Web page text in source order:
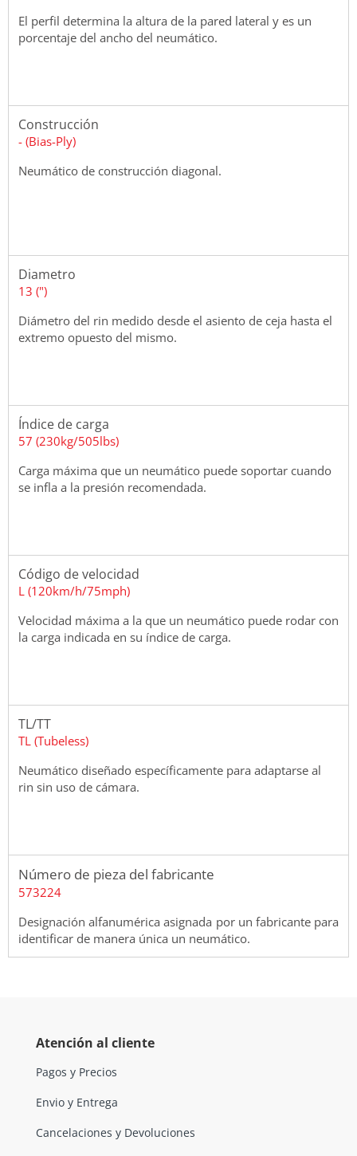
El perfil determina la altura de la pared lateral y es un
porcentaje del ancho del neumático.
Construcción
- (Bias-Ply)
Neumático de construcción diagonal.
Diametro
13 (")
Diámetro del rin medido desde el asiento de ceja hasta el
extremo opuesto del mismo.
Índice de carga
57 (230kg/505lbs)
Carga máxima que un neumático puede soportar cuando
se infla a la presión recomendada.
Código de velocidad
L (120km/h/75mph)
Velocidad máxima a la que un neumático puede rodar con
la carga indicada en su índice de carga.
TL/TT
TL (Tubeless)
Neumático diseñado específicamente para adaptarse al
rin sin uso de cámara.
Número de pieza del fabricante
573224
Designación alfanumérica asignada por un fabricante para
identificar de manera única un neumático.
Atención al cliente
Pagos y Precios
Envio y Entrega
Cancelaciones y Devoluciones